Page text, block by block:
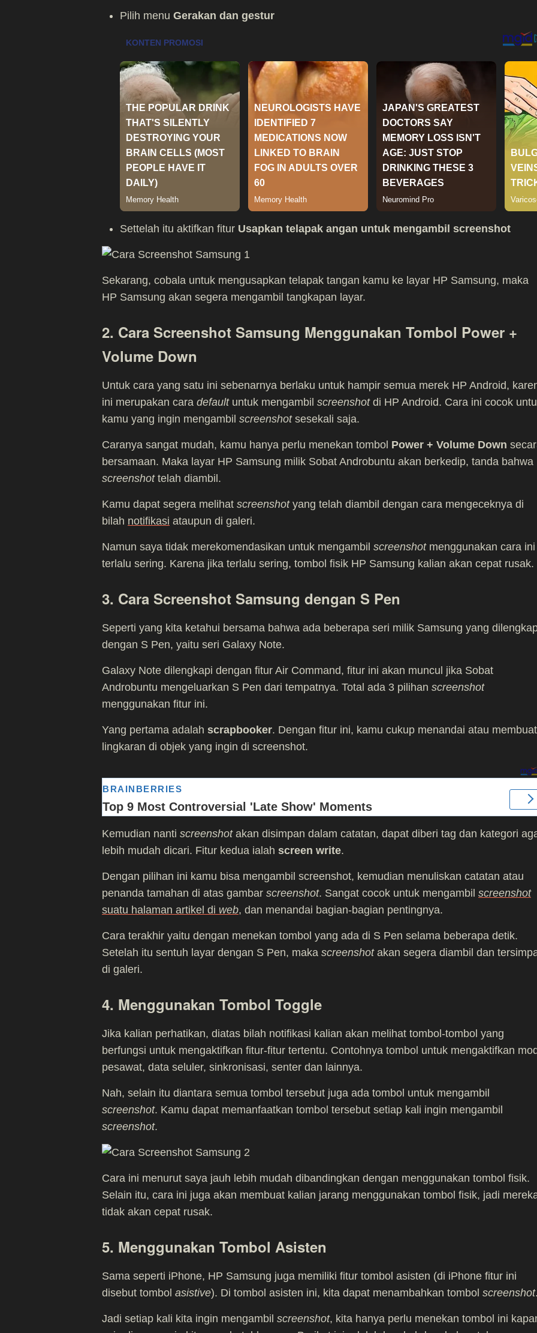
Pilih menu Gerakan dan gestur
Settelah itu aktifkan fitur Usapkan telapak angan untuk mengambil screenshot
Sekarang, cobala untuk mengusapkan telapak tangan kamu ke layar HP Samsung, maka
HP Samsung akan segera mengambil tangkapan layar.
2. Cara Screenshot Samsung Menggunakan Tombol Power +
Volume Down
Untuk cara yang satu ini sebenarnya berlaku untuk hampir semua merek HP Android,
ini merupakan cara defaultuntuk mengambil screenshotdi HP Android. Cara ini cocok
kamu yang ingin mengambil screenshotsesekali saja.
Caranya sangat mudah, kamu hanya perlu menekan tombol Power + Volume Down
bersamaan. Maka layar HP Samsung milik Sobat Androbuntu akan berkedip, tanda bahwa
screenshottelah diambil.
Kamu dapat segera melihat screenshotyang telah diambil dengan cara mengeceknya di
bilah notifikasi ataupun di galeri.
Namun saya tidak merekomendasikan untuk mengambil screenshotmenggunakan cara ini
terlalu sering. Karena jika terlalu sering, tombol fisik HP Samsung kalian akan cepat rusak.
3. Cara Screenshot Samsung dengan S Pen
Seperti yang kita ketahui bersama bahwa ada beberapa seri milik Samsung yang
dengan S Pen, yaitu seri Galaxy Note.
Galaxy Note dilengkapi dengan fitur Air Command, fitur ini akan muncul jika Sobat
Androbuntu mengeluarkan S Pen dari tempatnya. Total ada 3 pilihan screenshot
menggunakan fitur ini.
Yang pertama adalah scrapbooker. Dengan fitur ini, kamu cukup menandai atau membuat
lingkaran di objek yang ingin di screenshot.
Kemudian nanti screenshotakan disimpan dalam catatan, dapat diberi tag dan kategori
lebih mudah dicari. Fitur kedua ialah screen write.
Dengan pilihan ini kamu bisa mengambil screenshot, kemudian menuliskan catatan atau
penanda tamahan di atas gambar screenshot. Sangat cocok untuk mengambil screenshot
suatu halaman artikel di web, dan menandai bagian-bagian pentingnya.
Cara terakhir yaitu dengan menekan tombol yang ada di S Pen selama beberapa detik.
Setelah itu sentuh layar dengan S Pen, maka screenshotakan segera diambil dan
di galeri.
4. Menggunakan Tombol Toggle
Jika kalian perhatikan, diatas bilah notifikasi kalian akan melihat tombol-tombol yang
berfungsi untuk mengaktifkan fitur-fitur tertentu. Contohnya tombol untuk mengaktifkan
pesawat, data seluler, sinkronisasi, senter dan lainnya.
Nah, selain itu diantara semua tombol tersebut juga ada tombol untuk mengambil
screenshot. Kamu dapat memanfaatkan tombol tersebut setiap kali ingin mengambil
screenshot.
Cara ini menurut saya jauh lebih mudah dibandingkan dengan menggunakan tombol fisik.
Selain itu, cara ini juga akan membuat kalian jarang menggunakan tombol fisik, jadi
tidak akan cepat rusak.
5. Menggunakan Tombol Asisten
Sama seperti iPhone, HP Samsung juga memiliki fitur tombol asisten (di iPhone fitur ini
disebut tombol asistive). Di tombol asisten ini, kita dapat menambahkan tombol screenshot
Jadi setiap kali kita ingin mengambil screenshot, kita hanya perlu menekan tombol ini